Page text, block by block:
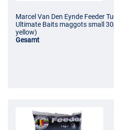
Marcel Van Den Eynde Feeder
Ultimate Baits maggots small
yellow)
Gesamt